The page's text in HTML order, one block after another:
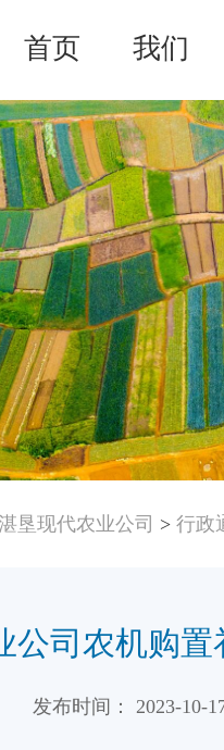
首页 我们
垦现代农业公司 > 行政
公司农机购置
发布时间： 2023-10-